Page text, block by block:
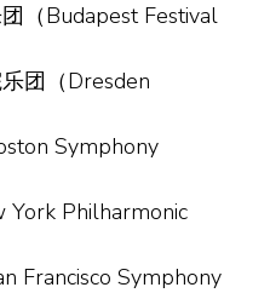
（Budapest Festival
团（Dresden
Symphony
Philharmonic
Symphony